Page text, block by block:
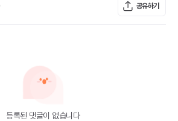
공유하기
등록된 댓글이 없습니다